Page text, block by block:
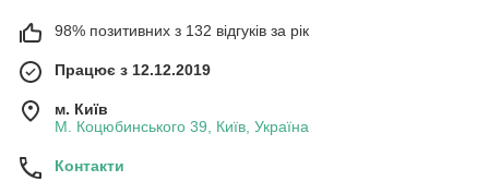
98% позитивних з 132 відгуків за рік
Працює з 12.12.2019
м. Київ
М. Коцюбинського 39, Київ, Україна
Контакти